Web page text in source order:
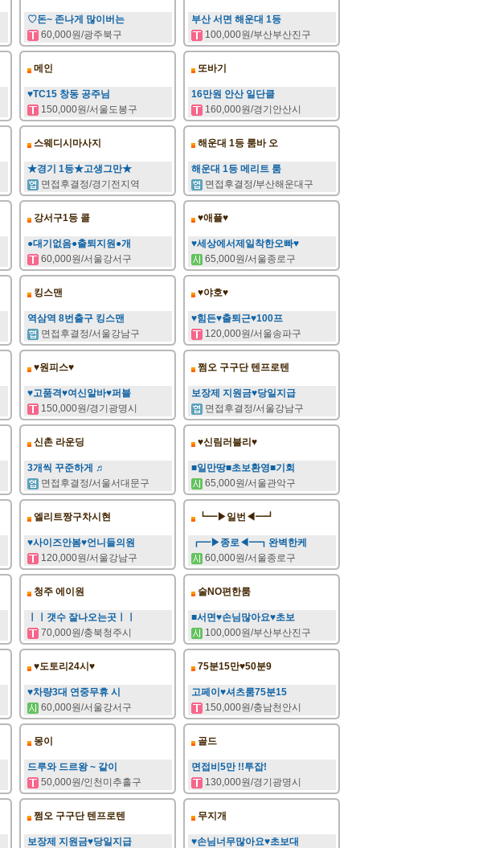
♡돈~ 존나게 많이버는
60,000원/광주북구
부산 서면 해운대 1등
100,000원/부산부산진구
메인
♥TC15 창동 공주님
150,000원/서울도봉구
또바기
16만원 안산 일단클
160,000원/경기안산시
스웨디시마사지
★경기 1등★고생그만★
면접후결정/경기전지역
해운대 1등 룸바 오
해운대 1등 메리트 룸
면접후결정/부산해운대구
강서구1등 콜
●대기없음●출퇴지원●개
60,000원/서울강서구
♥애플♥
♥세상에서제일착한오빠♥
65,000원/서울종로구
킹스맨
역삼역 8번출구 킹스맨
면접후결정/서울강남구
♥야호♥
♥힘든♥출퇴근♥100프
120,000원/서울송파구
♥원피스♥
♥고품격♥여신알바♥퍼블
150,000원/경기광명시
쩜오 구구단 텐프로텐
보장제 지원금♥당일지급
면접후결정/서울강남구
신촌 라운딩
3개씩 꾸준하게 ♬
면접후결정/서울서대문구
♥신림러블리♥
■일만땅■초보환영■기회
65,000원/서울관악구
엘리트짱구차시현
♥사이즈안봄♥언니들의원
120,000원/서울강남구
┗━▶일번◀━┛
┏━▶종로◀━┓완벽한케
60,000원/서울종로구
청주 에이원
ㅣㅣ갯수 잘나오는곳ㅣㅣ
70,000원/충북청주시
술NO편한룸
■서면♥손님많아요♥초보
100,000원/부산부산진구
♥도토리24시♥
♥차량3대 연중무휴 시
60,000원/서울강서구
75분15만♥50분9
고페이♥셔츠룸75분15
150,000원/충남천안시
몽이
드루와 드르왕 ~ 같이
50,000원/인천미추홀구
골드
면접비5만 !!투잡!
130,000원/경기광명시
쩜오 구구단 텐프로텐
보장제 지원금♥당일지급
무지개
♥손님너무많아요♥초보대